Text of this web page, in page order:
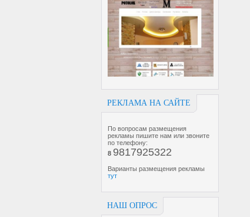
РЕКЛАМА НА САЙТЕ
По вопросам размещения
рекламы пишите нам или звоните
по телефону:
8 9817925322
Варианты размещения рекламы
тут
НАШ ОПРОС